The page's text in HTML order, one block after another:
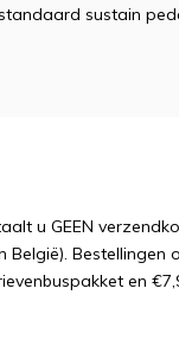
sustain
u GEEN
België).
en